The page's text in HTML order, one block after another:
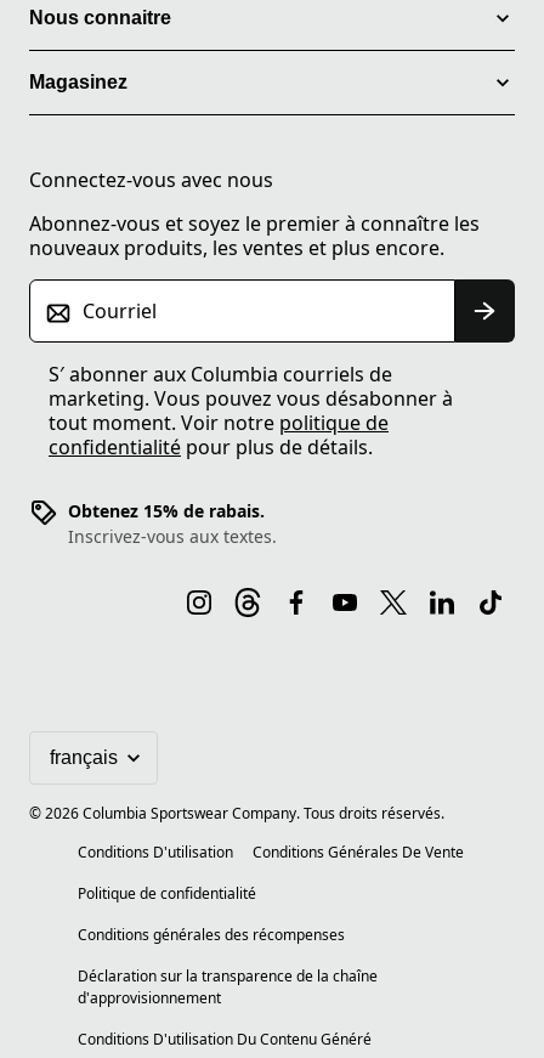
Nous connaitre
Magasinez
Connectez-vous avec nous
Abonnez-vous et soyez le premier à connaître les
nouveaux produits, les ventes et plus encore.
Courriel
S′ abonner aux Columbia courriels de
marketing. Vous pouvez vous désabonner à
tout moment. Voir notre politique de
confidentialité pour plus de détails.
Obtenez 15% de rabais.
Inscrivez-vous aux textes.
©2026Columbia Sportswear Company. Tous droits réservés.
Conditions D'utilisation
Conditions Générales De Vente
Politique de confidentialité
Conditions générales des récompenses
Déclaration sur la transparence de la chaîne
d'approvisionnement
Conditions D'utilisation Du Contenu Généré